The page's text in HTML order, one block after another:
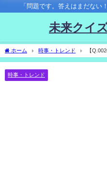
「問題です。答えはまだない
未来クイ
ホーム 時事・トレンド
【
YOASOBI「夜に駆ける」 Official Music
時事・トレンド